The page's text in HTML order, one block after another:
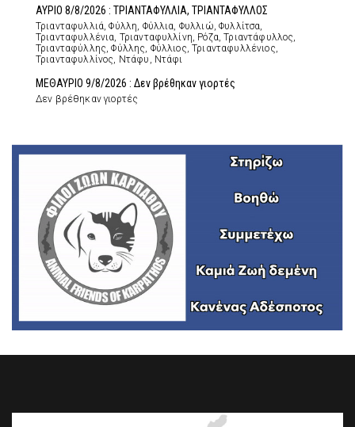
ΑΥΡΙΟ 8/8/2026 : ΤΡΙΑΝΤΑΦΥΛΛΙΑ, ΤΡΙΑΝΤΑΦΥΛΛΟΣ
Τριανταφυλλιά, Φύλλη, Φύλλια, Φυλλιώ, Φυλλίτσα,
Τριανταφυλλένια, Τριανταφυλλίνη, Ρόζα, Τριαντάφυλλος,
Τριανταφύλλης, Φύλλης, Φύλλιος, Τριανταφυλλένιος,
Τριανταφυλλίνος, Ντάφυ, Ντάφι
ΜΕΘΑΥΡΙΟ 9/8/2026 : Δεν βρέθηκαν γιορτές
Δεν βρέθηκαν γιορτές